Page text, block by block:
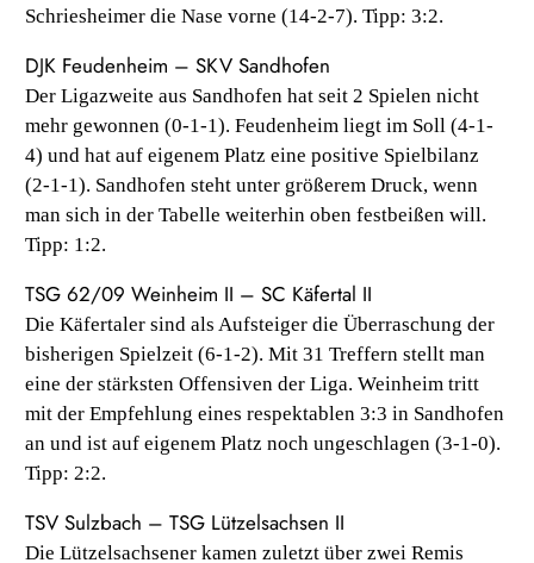
Schriesheimer die Nase vorne (14-2-7). Tipp: 3:2.
DJK Feudenheim – SKV Sandhofen
Der Ligazweite aus Sandhofen hat seit 2 Spielen nicht
mehr gewonnen (0-1-1). Feudenheim liegt im Soll (4-1-
4) und hat auf eigenem Platz eine positive Spielbilanz
(2-1-1). Sandhofen steht unter größerem Druck, wenn
man sich in der Tabelle weiterhin oben festbeißen will.
Tipp: 1:2.
TSG 62/09 Weinheim II – SC Käfertal II
Die Käfertaler sind als Aufsteiger die Überraschung der
bisherigen Spielzeit (6-1-2). Mit 31 Treffern stellt man
eine der stärksten Offensiven der Liga. Weinheim tritt
mit der Empfehlung eines respektablen 3:3 in Sandhofen
an und ist auf eigenem Platz noch ungeschlagen (3-1-0).
Tipp: 2:2.
TSV Sulzbach – TSG Lützelsachsen II
Die Lützelsachsener kamen zuletzt über zwei Remis